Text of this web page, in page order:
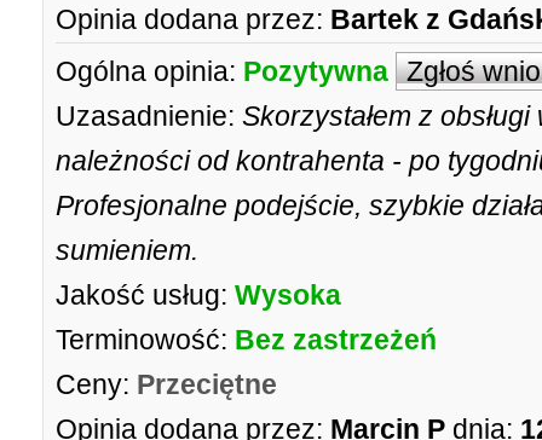
Opinia dodana przez: Bartek z
Ogólna opinia: Pozytywna Zgłoś
Uzasadnienie: Skorzystałem z
należności od kontrahenta - po
Profesjonalne podejście, szybkie
sumieniem.
Jakość usług: Wysoka
Terminowość: Bez zastrzeżeń
Ceny: Przeciętne
Opinia dodana przez: Marcin P dnia: